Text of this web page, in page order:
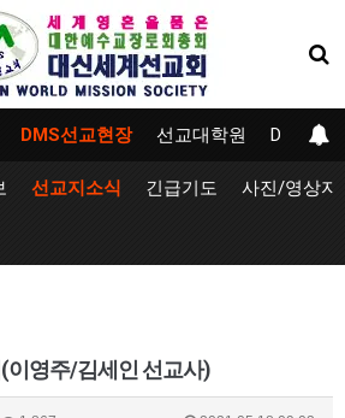
DMS선교현장 선교대학원 DMS자
선교지소식 긴급기도 사진/영상자
이영주/김세인 선교사)